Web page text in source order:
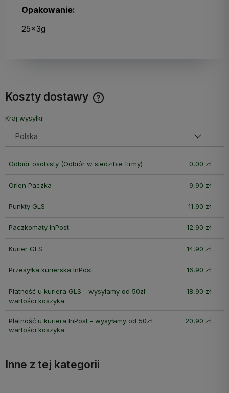
Opakowanie:
25x3g
Koszty dostawy
Kraj wysyłki:
Odbiór osobisty(Odbiór w siedzibie firmy) 0,00 zł
Orlen Paczka 9,90 zł
Punkty GLS 11,90 zł
Paczkomaty InPost 12,90 zł
Kurier GLS 14,90 zł
Przesyłka kurierska InPost 16,90 zł
Płatność u kuriera GLS - wysyłamy od 50zł
wartości koszyka
18,90 zł
Płatność u kuriera InPost - wysyłamy od 50zł
wartości koszyka
20,90 zł
Inne z tej kategorii